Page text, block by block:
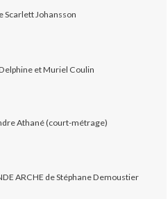
Scarlett Johansson
Delphine et Muriel Coulin
Athané (court-métrage)
ARCHE de Stéphane Demoustier